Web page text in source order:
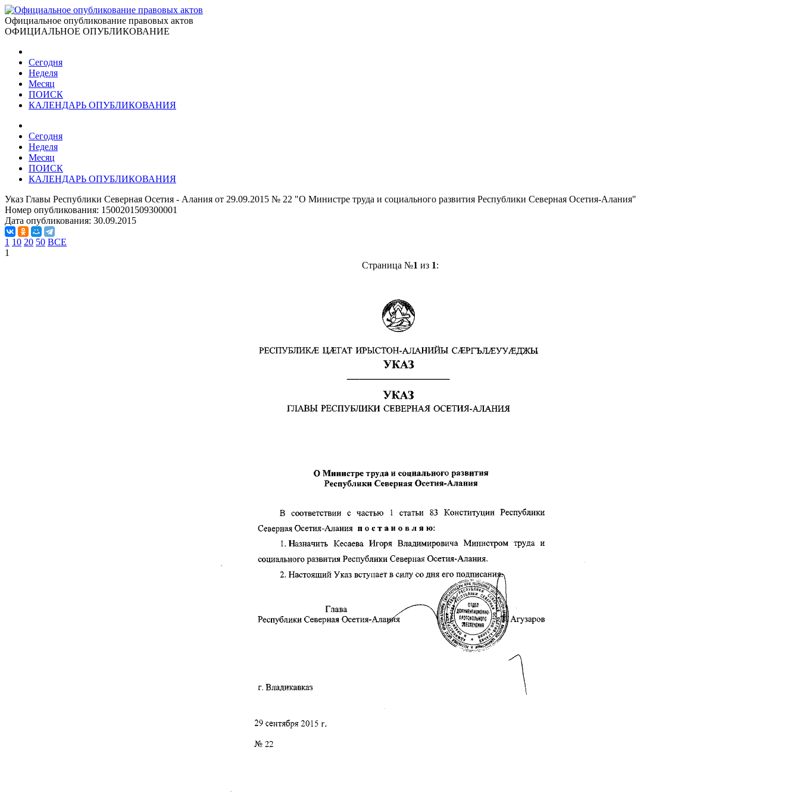
Официальное опубликование правовых актов
ОФИЦИАЛЬНОЕ ОПУБЛИКОВАНИЕ
Сегодня
Неделя
Месяц
ПОИСК
КАЛЕНДАРЬ ОПУБЛИКОВАНИЯ
Сегодня
Неделя
Месяц
ПОИСК
КАЛЕНДАРЬ ОПУБЛИКОВАНИЯ
Указ Главы Республики Северная Осетия - Алания от 29.09.2015 № 22 "О Министре труда и социального развития Республики Северная Осетия-Алания"
Номер опубликования: 1500201509300001
Дата опубликования: 30.09.2015
1 10 20 50 ВСЕ
1
Страница №1 из 1: